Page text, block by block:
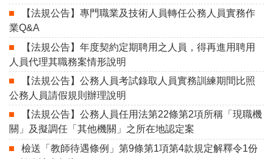
【法規公告】專門職業及技術人員轉任公務人員實務作
業Q&A
【法規公告】年度契約定期聘用之人員，得再進用聘用
人員代理其職務案情形說明
【法規公告】公務人員考試錄取人員實務訓練期間比照
公務人員請假規則辦理說明
【法規公告】公務人員任用法第22條第2項所稱「現職機
關」及擬調任「其他機關」之所在地認定案
檢送「教師待遇條例」第9條第1項第4款規定解釋令1份